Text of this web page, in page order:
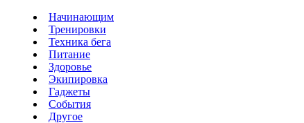
Начинающим
Тренировки
Техника бега
Питание
Здоровье
Экипировка
Гаджеты
События
Другое